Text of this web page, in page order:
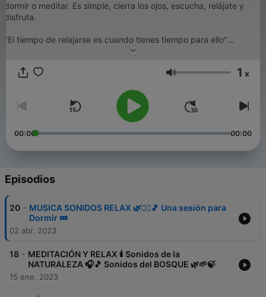
dormir o meditar. Es simple, cierra los ojos, escucha, relájate y
disfruta.
"El tiempo de relajarse es cuando tienes tiempo para ello"
https://open.spotify.com/show/79ssrygms8kL0kUdF1FJT1?
si=0b5cb85c256748e5
🌍 Sonidos de relajación inspirados en viaje:
https://open.spotify.com/show/3Z3N0O84Ln8Eb52zxhrxxn?
si=1c0beba07d674ef7
🙏 Sesiones de relajación:
si=1fcb64dff79b49b4
💤 Dormir en 5 minutos. Relajación:
https://open.spotify.com/show/2QEHfPbhd9CszSiBfmivTb
🇬🇧 🇺🇸 English language Relaxing Podcast
https://open.spotify.com/show/4BcuoQRvVLjNE1mXTnIPuN?
si=00f4e455e8904422
TODOS LOS CANALES EN UN ENLACE:
https://linktr.ee/relajacionymeditacion
👋 SÍGUEME EN:
Volumen 1 x
00:00 00:00
Episodios
20 - MUSICA SONIDOS RELAX 🌿🧘‍♀️🎵 Una sesión para
Dormir 💤
02 abr. 2023
18 - MEDITACIÓN Y RELAX 🕯 Sonidos de la
NATURALEZA 🎧🎵 Sonidos del BOSQUE 🌿🌱🍃
15 ene. 2023